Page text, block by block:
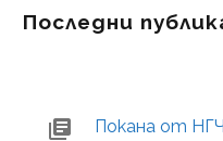
Последни
Покана от